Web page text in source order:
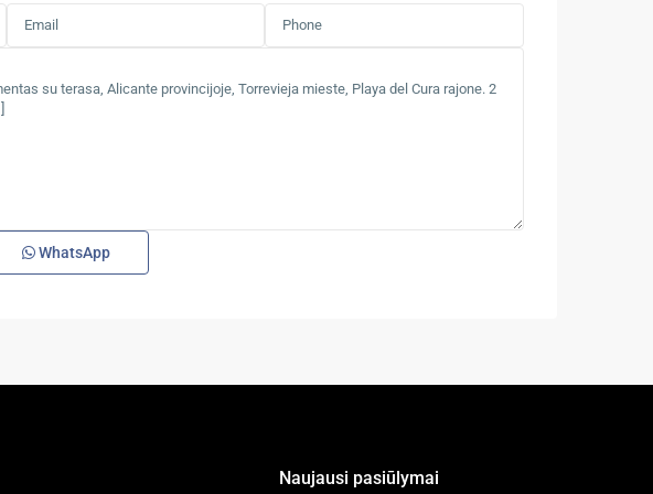
WhatsApp
Naujausi pasiūlymai